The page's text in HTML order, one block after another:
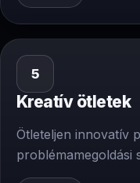
5
Kreatív ötletek
Ötleteljen innovatív
problémamegoldási